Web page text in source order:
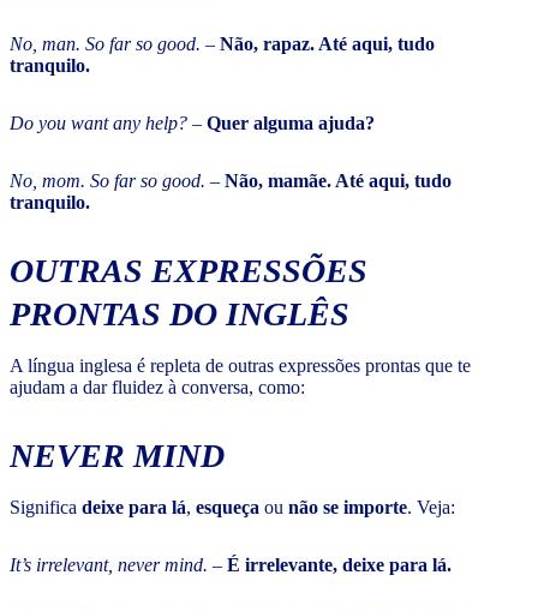
No, man. So far so good. – Não, rapaz. Até aqui, tudo
tranquilo.
Do you want any help? – Quer alguma ajuda?
No, mom. So far so good. – Não, mamãe. Até aqui, tudo
tranquilo.
OUTRAS EXPRESSÕES
PRONTAS DO INGLÊS
A língua inglesa é repleta de outras expressões prontas que te
ajudam a dar fluidez à conversa, como:
NEVER MIND
Significa deixe para lá, esqueça ou não se importe. Veja:
It’s irrelevant, never mind. – É irrelevante, deixe para lá.